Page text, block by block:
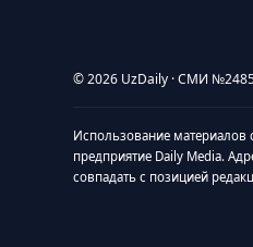
© 2026 UzDaily · СМИ
Использование материалов
предприятие Daily Media.
совпадать с позицией